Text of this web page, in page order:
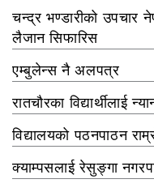
चन्द्र भण्डारीको उपचार
लैजान सिफारिस
एम्बुलेन्स नै अलपत्र
रातचौरका विद्यार्थीलाई
विद्यालयको पठनपाठन
क्याम्पसलाई रेसुङ्गा